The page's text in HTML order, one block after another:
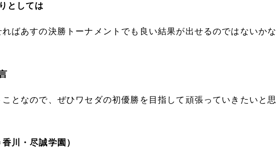
としては
ばあすの決勝トーナメントでも良い結果が出せるのではないかな
ことなので、ぜひワセダの初優勝を目指して頑張っていきたいと思
川・尽誠学園）